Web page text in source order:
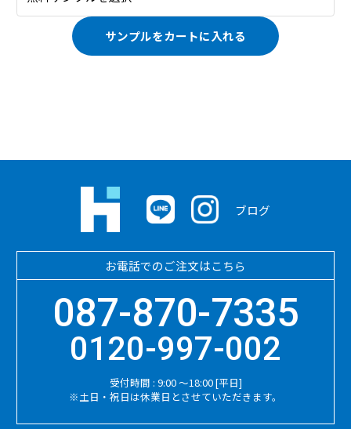
サンプルをカートに入れる
ブログ
お電話でのご注文はこちら
087-870-7335
0120-997-002
受付時間 : 9:00 ～18:00 [平日]
※土日・祝日は休業日とさせていただきます。